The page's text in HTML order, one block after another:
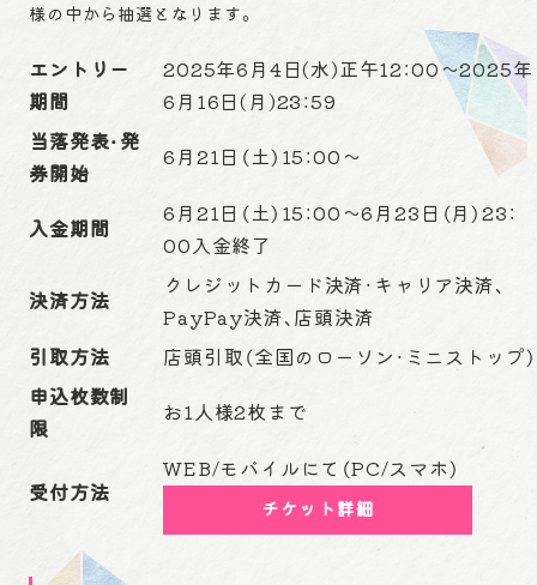
様の中から抽選となります。
エントリー
期間
2025年6月4日(水)正午12：00～2025年
6月16日(月)23：59
当落発表・発
券開始
6月21日（土）15：00～
入金期間
6月21日（土）15：00～6月23日（月）23：
00入金終了
決済方法
クレジットカード決済・キャリア決済、
PayPay決済、店頭決済
引取方法
店頭引取（全国のローソン・ミニストップ）
申込枚数制
限
お1人様2枚まで
受付方法
WEB/モバイルにて（PC/スマホ）
チケット詳細